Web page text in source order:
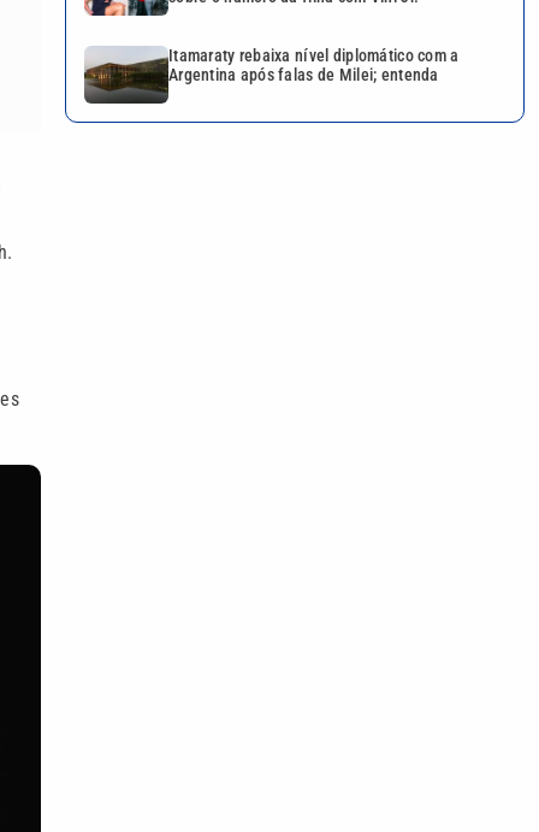
Itamaraty rebaixa nível diplomático com a
Argentina após falas de Milei; entenda